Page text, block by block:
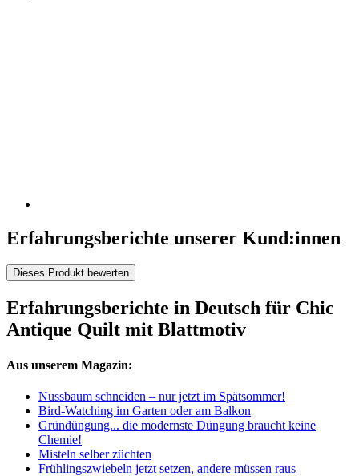
Erfahrungsberichte unserer Kund:innen
Dieses Produkt bewerten
Erfahrungsberichte in Deutsch für Chic
Antique Quilt mit Blattmotiv
Aus unserem Magazin:
Nussbaum schneiden – nur jetzt im Spätsommer!
Bird-Watching im Garten oder am Balkon
Gründüngung... die modernste Düngung braucht keine
Chemie!
Misteln selber züchten
Frühlingszwiebeln jetzt setzen, andere müssen raus